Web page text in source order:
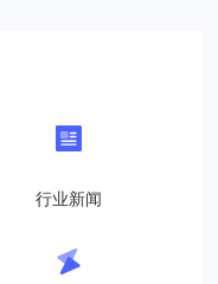
行业新闻